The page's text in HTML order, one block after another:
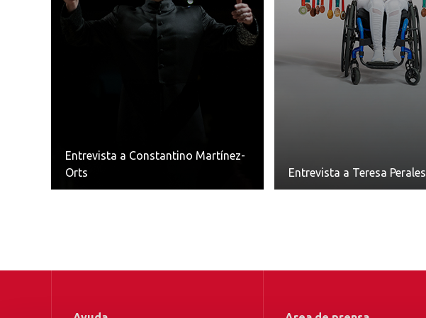
Entrevista a Constantino Martínez-
Orts
Entrevista a Teresa Perales